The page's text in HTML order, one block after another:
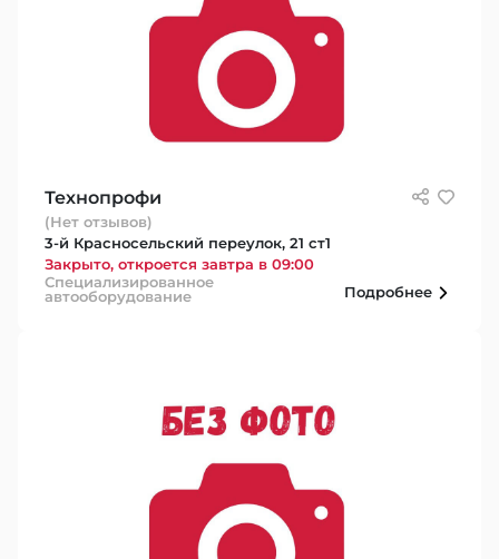
Технопрофи
(Нет отзывов)
3-й Красносельский переулок, 21 ст1
Закрыто, откроется завтра в 09:00
Специализированное
автооборудование
Подробнее